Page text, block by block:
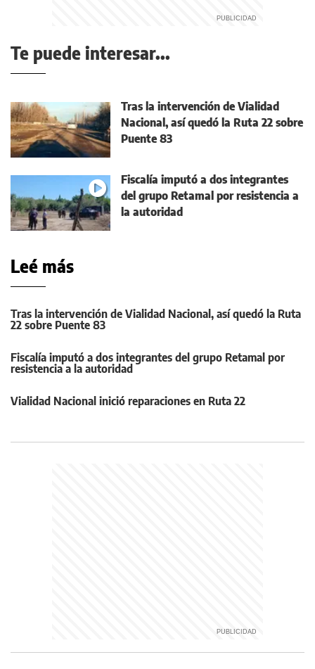
Te puede interesar...
Tras la intervención de Vialidad
Nacional, así quedó la Ruta 22 sobre
Puente 83
Fiscalía imputó a dos integrantes
del grupo Retamal por resistencia a
la autoridad
Leé más
Tras la intervención de Vialidad Nacional, así quedó la Ruta
22 sobre Puente 83
Fiscalía imputó a dos integrantes del grupo Retamal por
resistencia a la autoridad
Vialidad Nacional inició reparaciones en Ruta 22